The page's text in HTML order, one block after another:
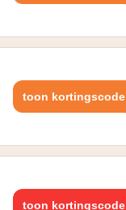
toon kortingscode
toon kortingscode